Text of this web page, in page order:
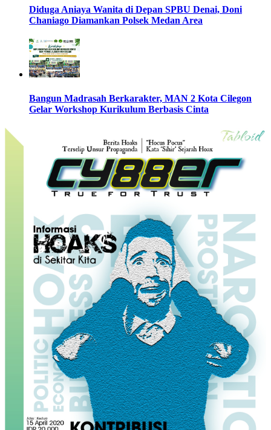
Diduga Aniaya Wanita di Depan SPBU Denai, Doni
Chaniago Diamankan Polsek Medan Area
Bangun Madrasah Berkarakter, MAN 2 Kota Cilegon
Gelar Workshop Kurikulum Berbasis Cinta